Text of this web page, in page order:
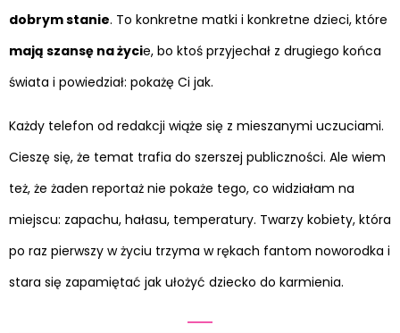
dobrym stanie. To konkretne matki i konkretne dzieci, które
mają szansę na życie, bo ktoś przyjechał z drugiego końca
świata i powiedział: pokażę Ci jak.
Każdy telefon od redakcji wiąże się z mieszanymi uczuciami.
Cieszę się, że temat trafia do szerszej publiczności. Ale wiem
też, że żaden reportaż nie pokaże tego, co widziałam na
miejscu: zapachu, hałasu, temperatury. Twarzy kobiety, która
po raz pierwszy w życiu trzyma w rękach fantom noworodka i
stara się zapamiętać jak ułożyć dziecko do karmienia.